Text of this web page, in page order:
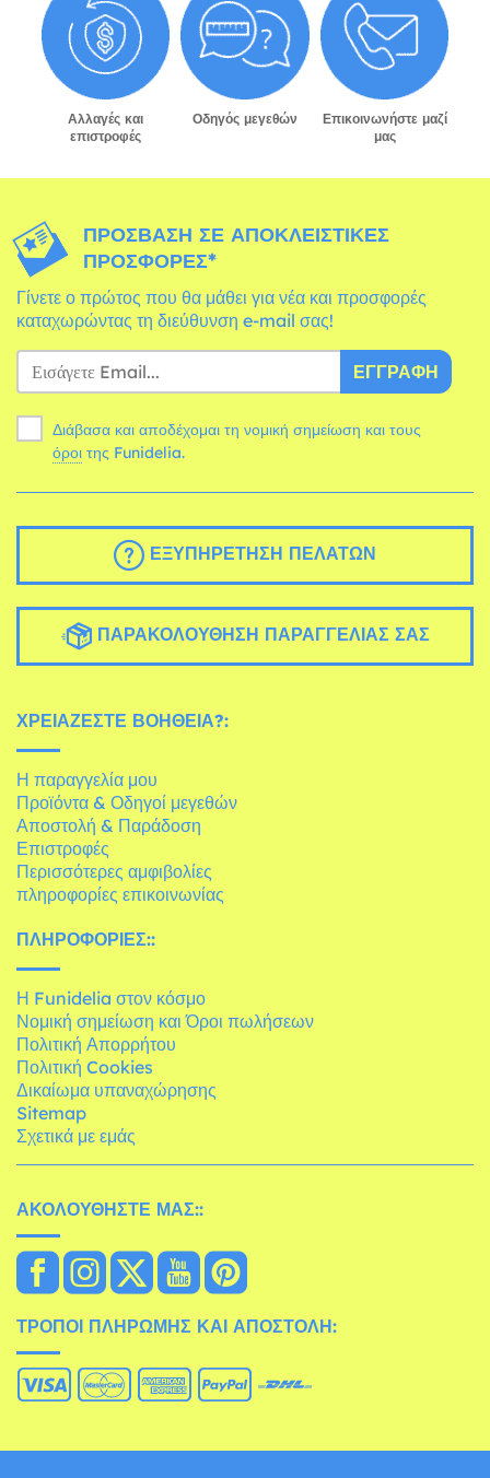
Αλλαγές και
επιστροφές
Οδηγός μεγεθών
Επικοινωνήστε μαζί
μας
ΠΡΌΣΒΑΣΗ ΣΕ ΑΠΟΚΛΕΙΣΤΙΚΈΣ
ΠΡΟΣΦΟΡΈΣ*
Γίνετε ο πρώτος που θα μάθει για νέα και προσφορές
καταχωρώντας τη διεύθυνση e-mail σας!
ΕΓΓΡΑΦΉ
Διάβασα και αποδέχομαι τη νομική σημείωση και τους
όροι της Funidelia.
ΕΞΥΠΗΡΈΤΗΣΗ ΠΕΛΑΤΏΝ
ΠΑΡΑΚΟΛΟΎΘΗΣΗ ΠΑΡΑΓΓΕΛΊΑΣ ΣΑΣ
ΧΡΕΙΆΖΕΣΤΕ ΒΟΉΘΕΙΑ?:
Η παραγγελία μου
Προϊόντα & Οδηγοί μεγεθών
Αποστολή & Παράδοση
Επιστροφές
Περισσότερες αμφιβολίες
πληροφορίες επικοινωνίας
ΠΛΗΡΟΦΟΡΊΕΣ::
Η Funidelia στον κόσμο
Νομική σημείωση και Όροι πωλήσεων
Πολιτική Απορρήτου
Πολιτική Cookies
Δικαίωμα υπαναχώρησης
Sitemap
Σχετικά με εμάς
ΑΚΟΛΟΥΘΉΣΤΕ ΜΑΣ::
ΤΡΌΠΟΙ ΠΛΗΡΩΜΉΣ ΚΑΙ ΑΠΟΣΤΟΛΉ: